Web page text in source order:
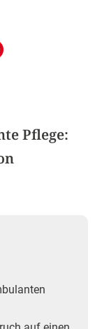
Pflege: